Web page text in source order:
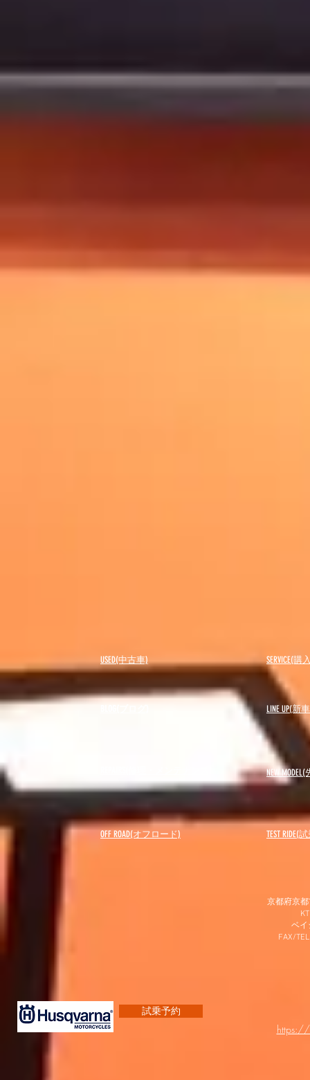
USED(中古車) SERVICE(
LINE UP(新
NEW MODEL(
OFF ROAD(オフロード) ​TEST RIDE(
京都府京
ベイ
FAX/
試乗予約
https://